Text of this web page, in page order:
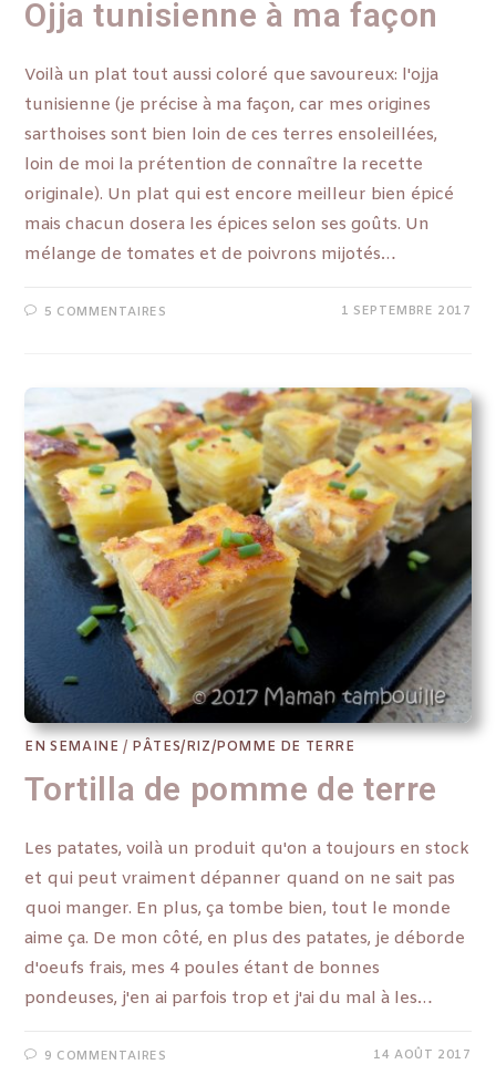
Ojja tunisienne à ma façon
Voilà un plat tout aussi coloré que savoureux: l'ojja
tunisienne (je précise à ma façon, car mes origines
sarthoises sont bien loin de ces terres ensoleillées,
loin de moi la prétention de connaître la recette
originale). Un plat qui est encore meilleur bien épicé
mais chacun dosera les épices selon ses goûts. Un
mélange de tomates et de poivrons mijotés…
5 COMMENTAIRES 1 SEPTEMBRE 2017
EN SEMAINE / PÂTES/RIZ/POMME DE TERRE
Tortilla de pomme de terre
Les patates, voilà un produit qu'on a toujours en stock
et qui peut vraiment dépanner quand on ne sait pas
quoi manger. En plus, ça tombe bien, tout le monde
aime ça. De mon côté, en plus des patates, je déborde
d'oeufs frais, mes 4 poules étant de bonnes
pondeuses, j'en ai parfois trop et j'ai du mal à les…
9 COMMENTAIRES 14 AOÛT 2017